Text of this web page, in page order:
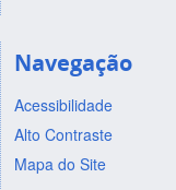
Navegação
Acessibilidade
Alto Contraste
Mapa do Site